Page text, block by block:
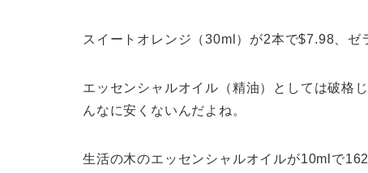
スイートオレンジ（30ml）が2本で$7.98、
エッセンシャルオイル（精油）としては破格
んなに安くないんだよね。
生活の木のエッセンシャルオイルが10mlで